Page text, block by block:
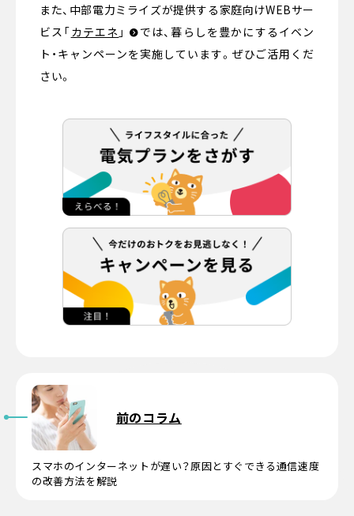
また、中部電力ミライズが提供する家庭向けWEBサー
ビス 「カテエネ 」
では、暮らしを豊かにするイベン
ト・キャンペーンを実施しています。ぜひご活用くだ
さい。
前のコラム
スマホのインターネットが遅い？原因とすぐできる通信速度
の改善方法を解説